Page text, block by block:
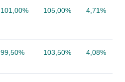
101,00% 105,00% 4,71%
99,50% 103,50% 4,08%